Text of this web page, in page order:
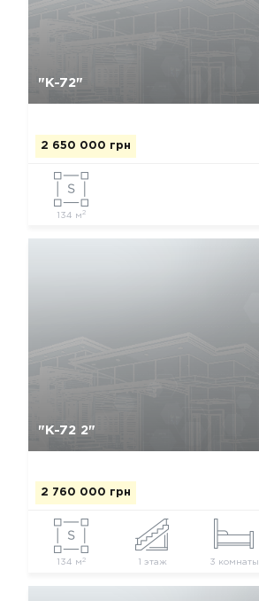
"К-72"
2 650 000 грн
134 м 2
"К-72 2"
2 760 000 грн
134 м 2 1 этаж 3 комнаты